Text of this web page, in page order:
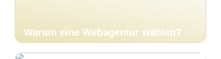
Warum eine Webagentur wählen?